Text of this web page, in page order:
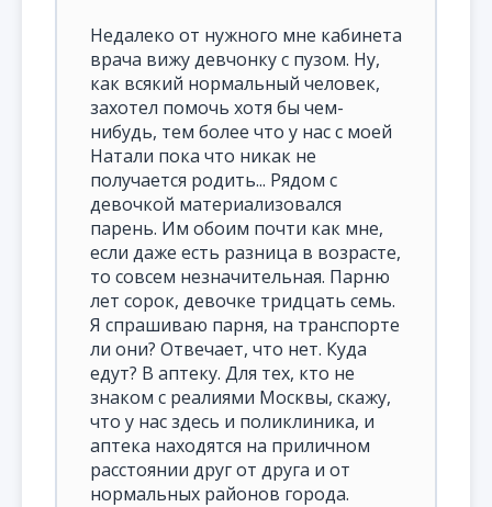
Недалеко от нужного мне кабинета
врача вижу девчонку с пузом. Ну,
как всякий нормальный человек,
захотел помочь хотя бы чем-
нибудь, тем более что у нас с моей
Натали пока что никак не
получается родить... Рядом с
девочкой материализовался
парень. Им обоим почти как мне,
если даже есть разница в возрасте,
то совсем незначительная. Парню
лет сорок, девочке тридцать семь.
Я спрашиваю парня, на транспорте
ли они? Отвечает, что нет. Куда
едут? В аптеку. Для тех, кто не
знаком с реалиями Москвы, скажу,
что у нас здесь и поликлиника, и
аптека находятся на приличном
расстоянии друг от друга и от
нормальных районов города.